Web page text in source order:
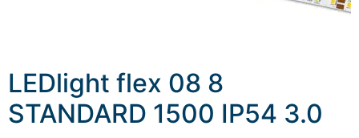
LEDlight flex 08 8
STANDARD 1500 IP54 3.0